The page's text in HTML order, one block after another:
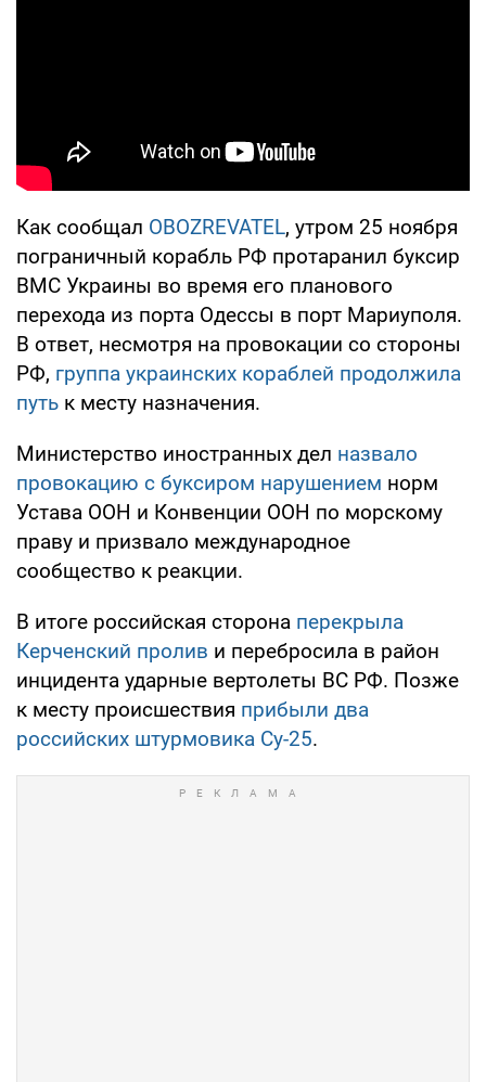
Как сообщал OBOZREVATEL, утром 25 ноября
пограничный корабль РФ протаранил буксир
ВМС Украины во время его планового
перехода из порта Одессы в порт Мариуполя.
В ответ, несмотря на провокации со стороны
РФ, группа украинских кораблей продолжила
путь к месту назначения.
Министерство иностранных дел назвало
провокацию с буксиром нарушением норм
Устава ООН и Конвенции ООН по морскому
праву и призвало международное
сообщество к реакции.
В итоге российская сторона перекрыла
Керченский пролив и перебросила в район
инцидента ударные вертолеты ВС РФ. Позже
к месту происшествия прибыли два
российских штурмовика Су-25.